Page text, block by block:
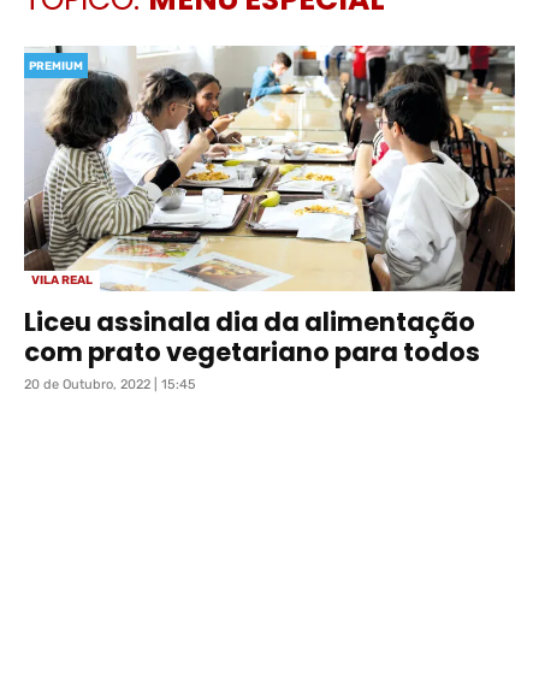
VILA REAL
PREMIUM
Liceu assinala dia da alimentação
com prato vegetariano para todos
20 de Outubro, 2022 | 15:45